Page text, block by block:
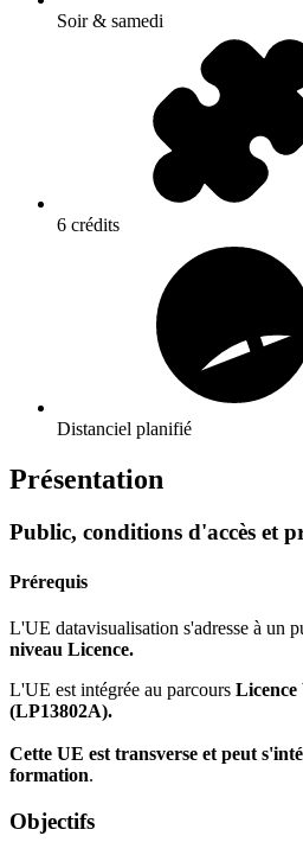
Soir & samedi
6 crédits
Distanciel planifié
Présentation
Public, conditions d'accès et
Prérequis
L'UE datavisualisation s'adresse à un
niveau Licence.
L'UE est intégrée au parcours
(LP13802A).
Cette UE est transverse et peut
formation.
Objectifs